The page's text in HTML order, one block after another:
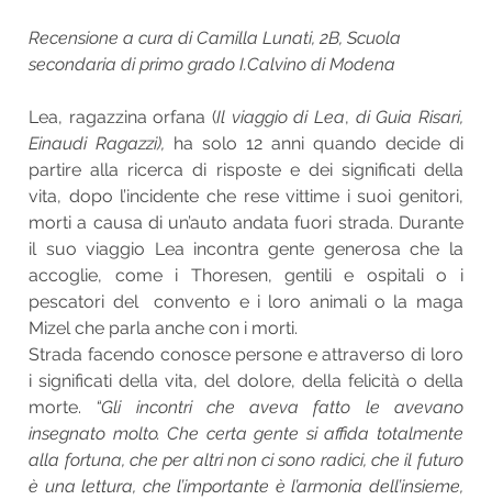
Recensione a cura di Camilla Lunati, 2B, Scuola
secondaria di primo grado I.Calvino di Modena
Lea, ragazzina orfana (Il viaggio di Lea, di Guia Risari,
Einaudi Ragazzi), ha solo 12 anni quando decide di
partire alla ricerca di risposte e dei significati della
vita, dopo l’incidente che rese vittime i suoi genitori,
morti a causa di un’auto andata fuori strada. Durante
il suo viaggio Lea incontra gente generosa che la
accoglie, come i Thoresen, gentili e ospitali o i
pescatori del convento e i loro animali o la maga
Mizel che parla anche con i morti.
Strada facendo conosce persone e attraverso di loro
i significati della vita, del dolore, della felicità o della
morte. “Gli incontri che aveva fatto le avevano
insegnato molto. Che certa gente si affida totalmente
alla fortuna, che per altri non ci sono radici, che il futuro
è una lettura, che l’importante è l’armonia dell’insieme,